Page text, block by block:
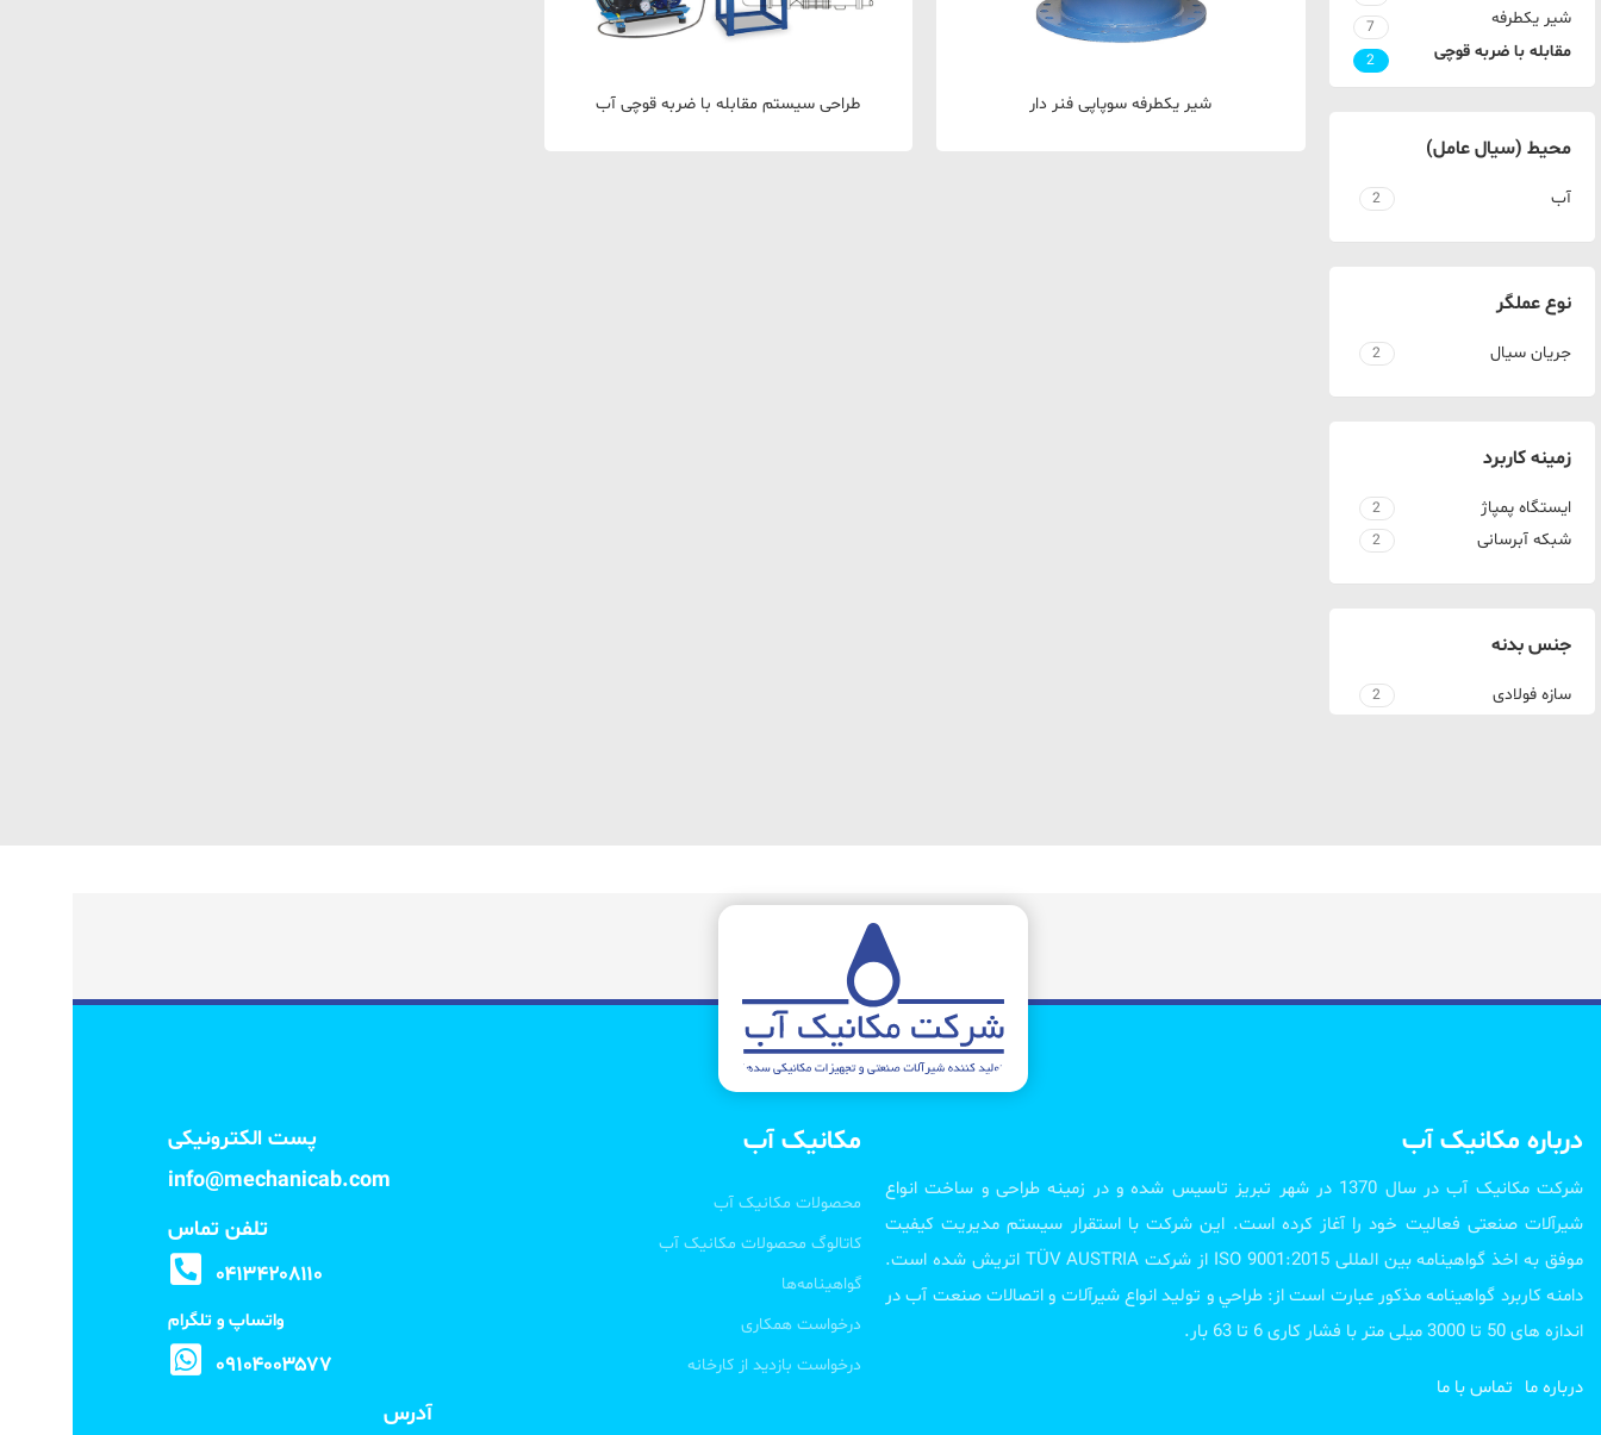
شیر یکطرفه 7
مقابله با ضربه قوچی 2
محیط (سیال عامل)
آب 2
نوع عملگر
جریان سیال 2
زمینه کاربرد
ایستگاه پمپاژ 2
شبکه آبرسانی 2
جنس بدنه
سازه فولادی 2
شير يكطرفه سوپاپی فنر دار طراحی سیستم مقابله با ضربه قوچی آب
درباره مکانیک آب
شرکت مکانیک آب در سال 1370 در شهر تبریز تاسیس شده و در زمینه طراحی و ساخت انواع
شیرآلات صنعتی فعالیت خود را آغاز کرده است. این شرکت با استقرار سیستم مدیریت کیفیت
موفق به اخذ گواهینامه بین المللی ISO 9001:2015 از شرکت TÜV AUSTRIA اتریش شده است.
دامنه کاربرد گواهینامه مذکور عبارت است از: طراحي و تولید انواع شیرآلات و اتصالات صنعت آب در
اندازه های 50 تا 3000 میلی متر با فشار کاری 6 تا 63 بار.
درباره ما تماس با ما
مکانیک آب
محصولات مکانیک آب
کاتالوگ محصولات مکانیک آب
گواهینامه‌ها
درخواست همکاری
درخواست بازدید از کارخانه
پست الکترونیکی
info@mechanicab.com
تلفن تماس
۰۴۱۳۴۲۰۸۱۱۰
واتساپ و تلگرام
۰۹۱۰۴۰۰۳۵۷۷
آدرس